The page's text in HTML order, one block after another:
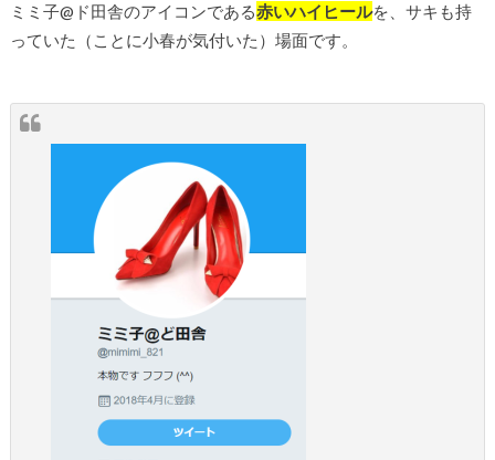
ミミ子@ド田舎のアイコンである赤いハイヒールを、サキも持
っていた（ことに小春が気付いた）場面です。